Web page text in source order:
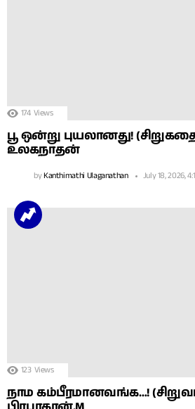
174 Views
பூ ஒன்று புயலானது!
உலகநாதன்
byKanthimathi Ulaganathan July 18, 2026,
123 Views
நாம கம்பீரமானவங்க…!